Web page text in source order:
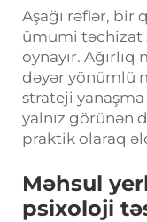
Aşağı rəflər, bir
ümumi təchizat
oynayır.
dəyər yönümlü
strateji
yalnız görünən
praktik olaraq
Məhsul
psixoloji